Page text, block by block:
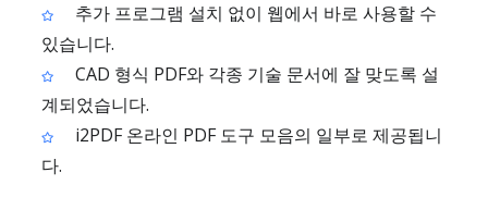
추가 프로그램 설치 없이 웹에서 바로 사용할 수
있습니다.
CAD 형식 PDF와 각종 기술 문서에 잘 맞도록 설
계되었습니다.
i2PDF 온라인 PDF 도구 모음의 일부로 제공됩니
다.